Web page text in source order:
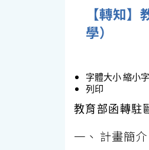
【轉知
學）
字體大小縮小
列印
教育部函轉駐
一、 計畫簡介